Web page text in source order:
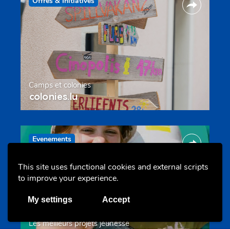
This site uses functional cookies and external scripts
to improve your experience.
My settings Accept
Camps et colonies
colonies.lu
Evenements
Les meilleurs projets jeunesse